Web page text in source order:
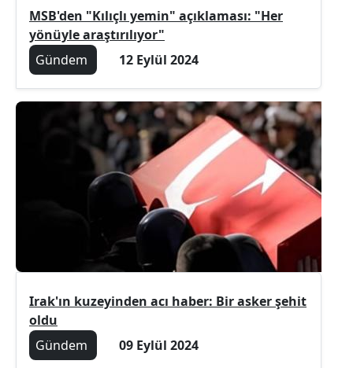
MSB'den "Kılıçlı yemin" açıklaması: "Her
yönüyle araştırılıyor"
Gündem
12 Eylül 2024
Irak'ın kuzeyinden acı haber: Bir asker şehit
oldu
Gündem
09 Eylül 2024